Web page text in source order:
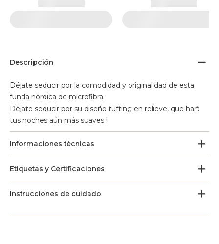
Descripción
Déjate seducir por la comodidad y originalidad de esta
funda nórdica de microfibra.
Déjate seducir por su diseño tufting en relieve, que hará
tus noches aún más suaves !
Informaciones técnicas
Etiquetas y Certificaciones
Instrucciones de cuidado